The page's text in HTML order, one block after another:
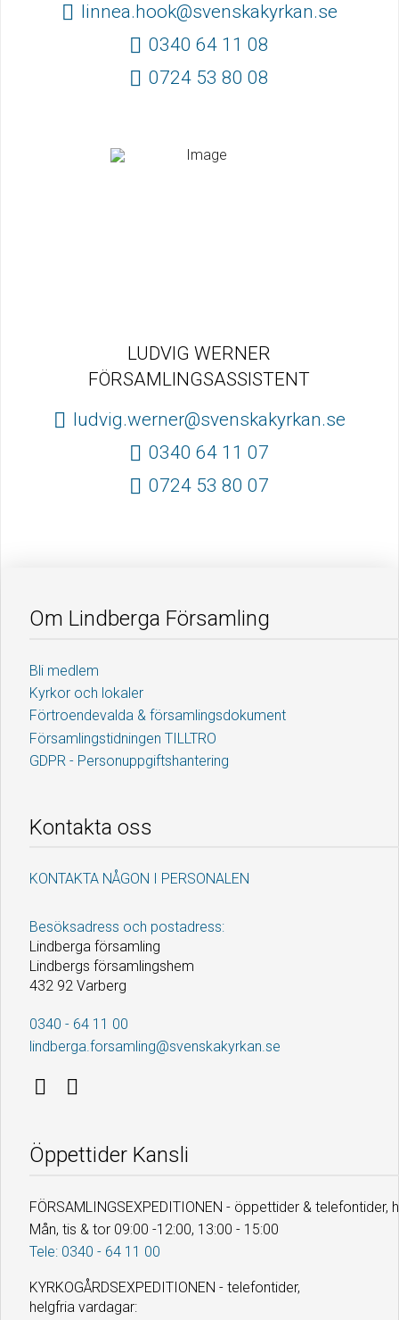
linnea.hook@svenskakyrkan.se
0340 64 11 08
0724 53 80 08
LUDVIG WERNER
FÖRSAMLINGSASSISTENT
ludvig.werner@svenskakyrkan.se
0340 64 11 07
0724 53 80 07
Om Lindberga Församling
Bli medlem
Kyrkor och lokaler
Förtroendevalda & församlingsdokument
Församlingstidningen TILLTRO
GDPR - Personuppgiftshantering
Kontakta oss
KONTAKTA NÅGON I PERSONALEN
Besöksadress och postadress:
Lindberga församling
Lindbergs församlingshem
432 92 Varberg
0340 - 64 11 00
lindberga.forsamling@svenskakyrkan.se
Öppettider Kansli
FÖRSAMLINGSEXPEDITIONEN - öppettider & telefontider,
Mån, tis & tor 09:00 -12:00, 13:00 - 15:00
Tele: 0340 - 64 11 00
KYRKOGÅRDSEXPEDITIONEN - telefontider,
helgfria vardagar: